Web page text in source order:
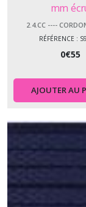
mm
2.4.CC ----
RÉFÉRENCE :
0€55
AJOUTER AU